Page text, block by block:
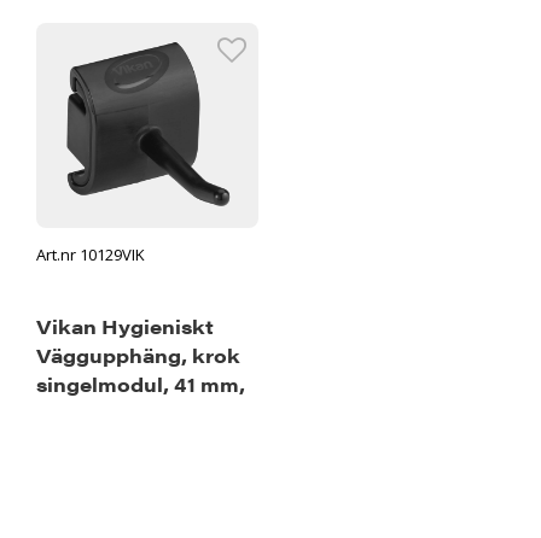
Art.nr 10129VIK
Vikan Hygieniskt
Väggupphäng, krok
singelmodul, 41 mm,